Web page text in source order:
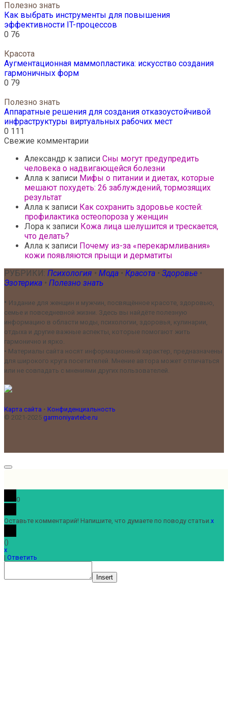
Полезно знать
Как выбрать инструменты для повышения
эффективности IT-процессов
0 76
Красота
Аугментационная маммопластика: искусство создания
гармоничных форм
0 79
Полезно знать
Аппаратные решения для создания отказоустойчивой
инфраструктуры виртуальных рабочих мест
0 111
Свежие комментарии
Александр к записи Сны могут предупредить
человека о надвигающейся болезни
Алла к записи Мифы о питании и диетах, которые
мешают похудеть: 26 заблуждений, тормозящих
результат
Алла к записи Как сохранить здоровье костей:
профилактика остеопороза у женщин
Лора к записи Кожа лица шелушится и трескается,
что делать?
Алла к записи Почему из-за «перекармливания»
кожи появляются прыщи и дерматиты
РУБРИКИ: Психология • Мода • Красота • Здоровье •
Эзотерика • Полезно знать
• Издание для женщин и мужчин, посвящённое красоте, здоровью,
семье и повседневной жизни. Здесь вы найдёте полезную
информацию в области моды, психологии, здоровья, кулинарии,
отдыха и другие важные аспекты, которые помогают жить
гармонично и ярко.
• Материалы сайта носят информационный характер, предназначены
для широкого круга посетителей. Мнение автора может отличаться
или не совпадать с мнениями других пользователей.
Карта сайта • Конфиденциальность
© 2021-2025 garmoniyavtebe.ru
0
Оставьте комментарий! Напишите, что думаете по поводу статьи.x
()
x
| Ответить
Insert